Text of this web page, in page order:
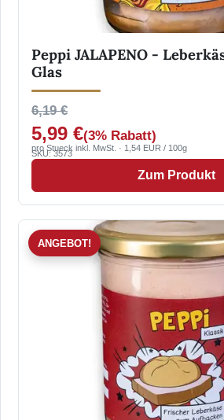
Peppi JALAPENO -
Glas
6,19 €
5,99 €(3% Rabatt)
pro Stueck inkl. MwSt. · 1,54 EUR / 100g
SKU: 3573
Zum Produkt
ANGEBOT!